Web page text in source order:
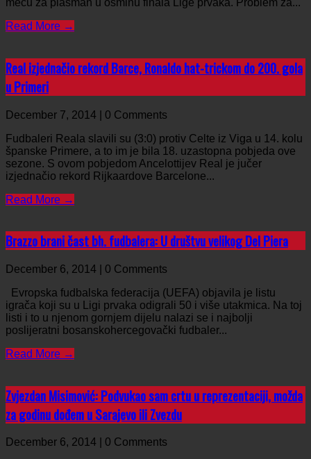
meču za plasman u osminu finala Lige prvaka. Problem za...
Read More →
Real izjednačio rekord Barce, Ronaldo hat-trickom do 200. gola
u Primeri
December 7, 2014 | 0 Comments
Fudbaleri Reala slavili su (3:0) protiv Celte iz Viga u 14. kolu
španske Primere, a to im je bila 18. uzastopna pobjeda ove
sezone. S ovom pobjedom Ancelottijev Real je jučer
izjednačio rekord Rijkaardove Barcelone...
Read More →
Brazzo brani čast bh. fudbalera: U društvu velikog Del Piera
December 6, 2014 | 0 Comments
Evropska fudbalska federacija (UEFA) objavila je listu
igrača koji su u Ligi prvaka odigrali 50 i više utakmica. Na toj
listi i to u njenom gornjem dijelu nalazi se i najbolji
poslijeratni bosanskohercegovački fudbaler...
Read More →
Zvjezdan Misimović: Podvukao sam crtu u reprezentaciji, možda
za godinu dođem u Sarajevo ili Zvezdu
December 6, 2014 | 0 Comments